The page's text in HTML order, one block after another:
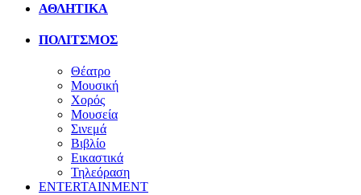
ΑΘΛΗΤΙΚΑ
ΠΟΛΙΤΣΜΟΣ
Θέατρο
Μουσική
Χορός
Μουσεία
Σινεμά
Βιβλίο
Εικαστικά
Τηλεόραση
ENTERTAINMENT